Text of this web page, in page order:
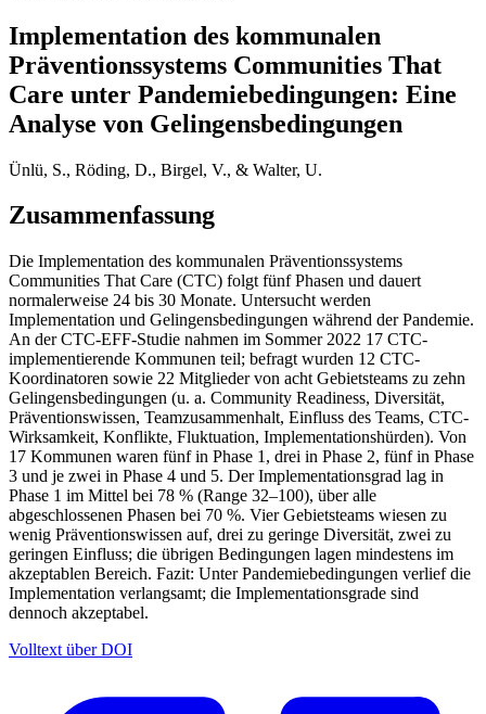
Implementation des kommunalen
Präventionssystems Communities That
Care unter Pandemiebedingungen: Eine
Analyse von Gelingensbedingungen
Ünlü, S., Röding, D., Birgel, V., & Walter, U.
Zusammenfassung
Die Implementation des kommunalen Präventionssystems
Communities That Care (CTC) folgt fünf Phasen und dauert
normalerweise 24 bis 30 Monate. Untersucht werden
Implementation und Gelingensbedingungen während der Pandemie.
An der CTC-EFF-Studie nahmen im Sommer 2022 17 CTC-
implementierende Kommunen teil; befragt wurden 12 CTC-
Koordinatoren sowie 22 Mitglieder von acht Gebietsteams zu zehn
Gelingensbedingungen (u. a. Community Readiness, Diversität,
Präventionswissen, Teamzusammenhalt, Einfluss des Teams, CTC-
Wirksamkeit, Konflikte, Fluktuation, Implementationshürden). Von
17 Kommunen waren fünf in Phase 1, drei in Phase 2, fünf in Phase
3 und je zwei in Phase 4 und 5. Der Implementationsgrad lag in
Phase 1 im Mittel bei 78 % (Range 32–100), über alle
abgeschlossenen Phasen bei 70 %. Vier Gebietsteams wiesen zu
wenig Präventionswissen auf, drei zu geringe Diversität, zwei zu
geringen Einfluss; die übrigen Bedingungen lagen mindestens im
akzeptablen Bereich. Fazit: Unter Pandemiebedingungen verlief die
Implementation verlangsamt; die Implementationsgrade sind
dennoch akzeptabel.
Volltext über DOI